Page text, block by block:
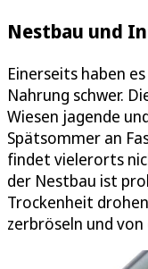
Nestbau und
Einerseits haben
Nahrung schwer.
Wiesen jagende
Spätsommer an
findet vielerorts
der Nestbau ist
Trockenheit
zerbröseln und